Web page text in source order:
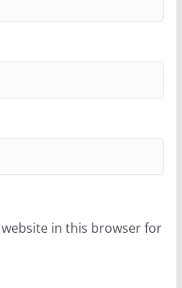
in this browser for